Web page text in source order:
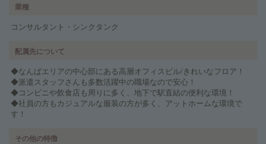
業種
コンサルタント・シンクタンク
配属先について
◆なんばエリアの中心部にある高層オフィスビル/きれいなフロア！
◆派遣スタッフさんも多数活躍中の職場なので安心！
◆コンビニや飲食店も周りに多く、地下で駅直結の便利な環境！
◆社員の方もカジュアルな服装の方が多く、アットホームな環境で
す！
その他の特徴